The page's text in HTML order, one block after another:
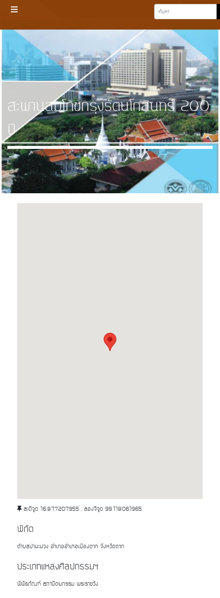
สะพานสมโภชกรุงรัตนโกสินทร์ 200
ปี
ละติจูด 16.877207955 , ลองจิจูด 99.118061965
พิกัด
ตำบลป่ามะม่วง อำเภออำเภอเมืองตาก จังหวัดตาก
ประเภทแหล่งศิลปกรรมฯ
พิพิธภัณฑ์ สถาปัตยกรรม พระราชวัง